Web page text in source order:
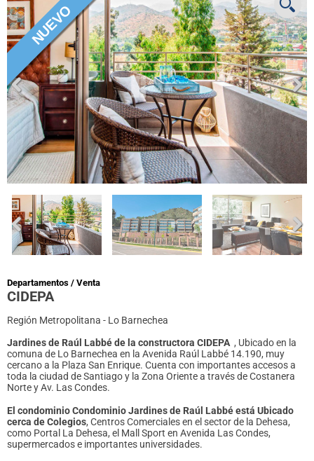
Departamentos / Venta
CIDEPA
Región Metropolitana - Lo Barnechea
Jardines de Raúl Labbé de la constructora CIDEPA, Ubicado en la
comuna de Lo Barnechea en la Avenida Raúl Labbé 14.190, muy
cercano a la Plaza San Enrique. Cuenta con importantes accesos a
toda la ciudad de Santiago y la Zona Oriente a través de Costanera
Norte y Av. Las Condes.
El condominio Condominio Jardines de Raúl Labbé está Ubicado
cerca de Colegios, Centros Comerciales en el sector de la Dehesa,
como Portal La Dehesa, el Mall Sport en Avenida Las Condes,
supermercados e importantes universidades.